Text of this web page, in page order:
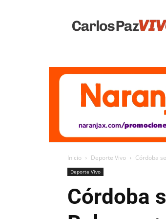
Vivo
Inicio Deporte Vivo Córdoba
Deporte Vivo
Córdoba